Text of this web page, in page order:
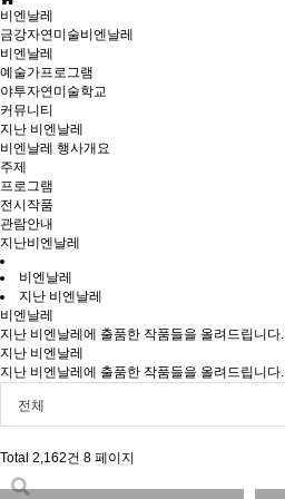
비엔날레
금강자연미술비엔날레
비엔날레
예술가프로그램
야투자연미술학교
커뮤니티
지난 비엔날레
비엔날레 행사개요
주제
프로그램
전시작품
관람안내
지난비엔날레
비엔날레
지난 비엔날레
비엔날레
지난 비엔날레에 출품한 작품들을 올려드립니다.
지난 비엔날레
지난 비엔날레에 출품한 작품들을 올려드립니다.
전체
Total 2,162건 8 페이지